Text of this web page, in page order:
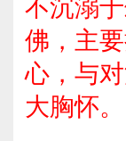
不沉溺
佛，主
心，与
大胸怀。